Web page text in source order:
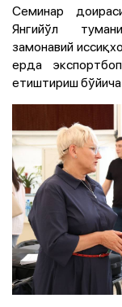
Семинар
Янгийўл
замонавий
ерда
етиштириш